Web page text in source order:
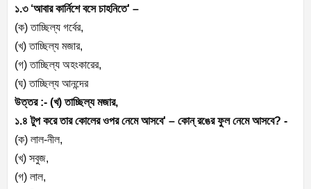
১.৩ ‘আবার কার্নিশে বসে চাহনিতে' –
(ক) তাচ্ছিল্য গর্বের,
(খ) তাচ্ছিল্য মজার,
(গ) তাচ্ছিল্য অহংকারের,
(ঘ) তাচ্ছিল্য আনন্দের
উত্তর :- (খ) তাচ্ছিল্য মজার,
১.৪ টুপ করে তার কোলের ওপর নেমে আসবে' – কোন্ রঙের ফুল নেমে আসবে? -
(ক) লাল-নীল,
(খ) সবুজ,
(গ) লাল,